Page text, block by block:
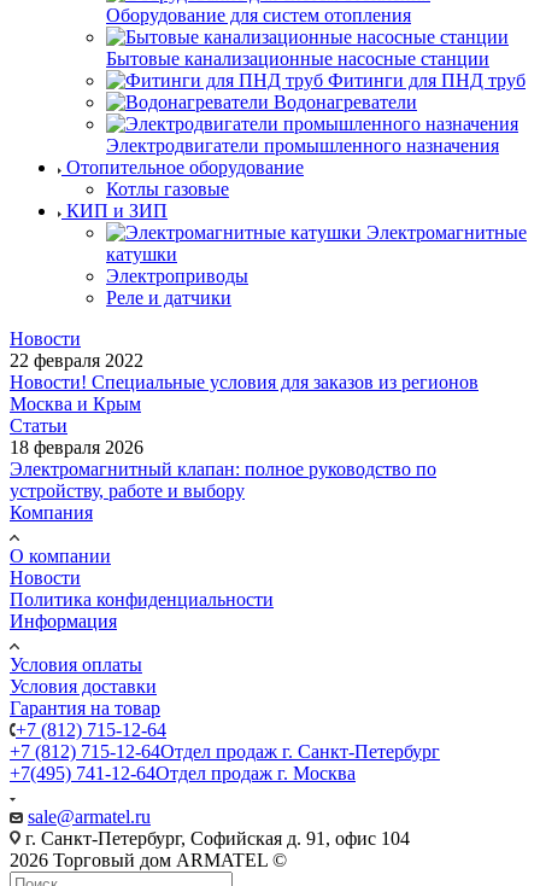
Оборудование для систем отопления
Бытовые канализационные насосные станции
Фитинги для ПНД труб
Водонагреватели
Электродвигатели промышленного назначения
Отопительное оборудование
Котлы газовые
КИП и ЗИП
Электромагнитные
катушки
Электроприводы
Реле и датчики
Новости
22 февраля 2022
Новости! Специальные условия для заказов из регионов
Москва и Крым
Статьи
18 февраля 2026
Электромагнитный клапан: полное руководство по
устройству, работе и выбору
Компания
О компании
Новости
Политика конфиденциальности
Информация
Условия оплаты
Условия доставки
Гарантия на товар
+7 (812) 715-12-64
+7 (812) 715-12-64Отдел продаж г. Санкт-Петербург
+7(495) 741-12-64Отдел продаж г. Москва
sale@armatel.ru
г. Санкт-Петербург, Софийская д. 91, офис 104
2026 Торговый дом ARMATEL ©